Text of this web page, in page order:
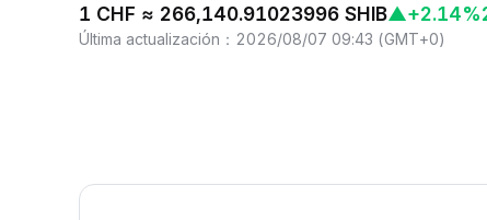
1 CHF ≈ 266,140.91023996 SHIB▲+2.14%
Última actualización ： 2026/08/07 09:43 (GMT+0)